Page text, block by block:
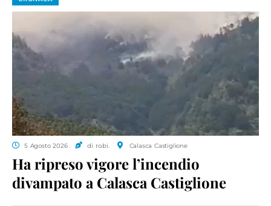
5 Agosto 2026 di ro.bi. Calasca Castiglione
Ha ripreso vigore l’incendio
divampato a Calasca Castiglione